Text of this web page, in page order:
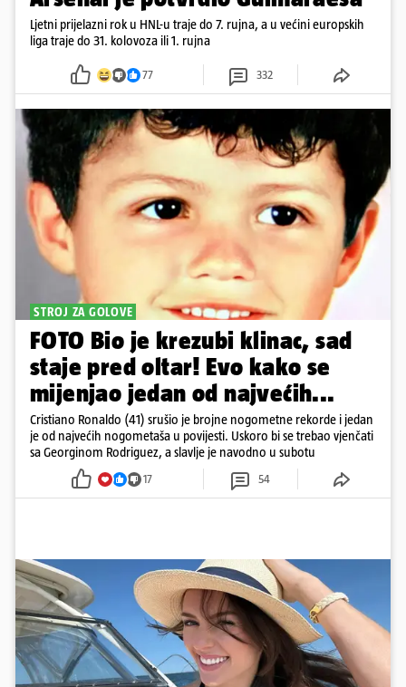
Ljetni prijelazni rok u HNL-u traje do 7. rujna, a u većini europskih
liga traje do 31. kolovoza ili 1. rujna
77 332
STROJ ZA GOLOVE
FOTO Bio je krezubi klinac, sad
staje pred oltar! Evo kako se
mijenjao jedan od najvećih...
Cristiano Ronaldo (41) srušio je brojne nogometne rekorde i jedan
je od najvećih nogometaša u povijesti. Uskoro bi se trebao vjenčati
sa Georginom Rodriguez, a slavlje je navodno u subotu
17 54